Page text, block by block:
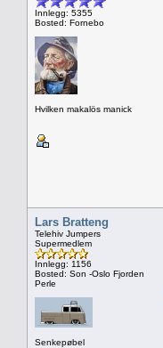
Innlegg: 5355
Bosted: Fornebo
Hvilken makalös manick
Lars Bratteng
Telehiv Jumpers
Supermedlem
Innlegg: 1156
Bosted: Son -Oslo Fjorden
Perle
Senkepøbel